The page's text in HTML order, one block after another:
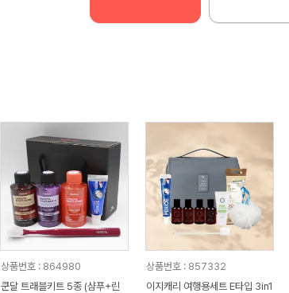
상품번호 : 864980
쿤달 트래블키트 5종 (샴푸+린
상품번호 : 857332
이지캐리 여행용세트 E타입 3in1